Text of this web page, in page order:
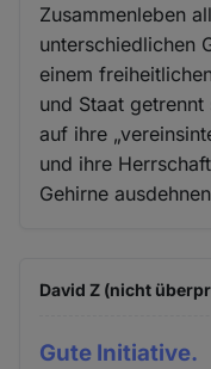
Zusammenleben
unterschiedlichen
einem
und Staat
auf ihre
und ihre
Gehirne
David Z (nicht
Gute Initiative.